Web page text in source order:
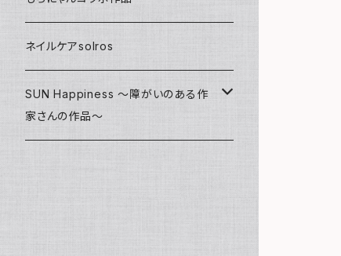
Tシャツ
ミラー
ミニ額
マグネット
シール
サンキャッチャー
ネイルケアsolros
SUN Happiness ～障がいのある作
家さんの作品～